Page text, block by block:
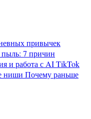
привычек
пыль: 7 причин
и работа с AITikTok
ниши Почему раньше